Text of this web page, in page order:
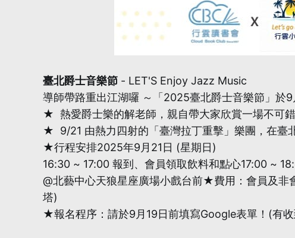
臺北爵士音樂節 - LET'S Enjoy Jazz Music
導師帶路重出江湖囉 ～「2025臺北爵士音樂節」於9
★ 熱愛爵士樂的解老師，親自帶大家欣賞一場不可
★ 9/21 由熱力四射的「臺灣拉丁重擊」樂團，在臺
★行程安排2025年9月21日 (星期日)
16:30 ~ 17:00 報到、會員領取飲料和點心17:00 ~
@北藝中心天狼星座廣場小戲台前★費用：會員及
塔)
★報名程序：請於9月19日前填寫Google表單！(有